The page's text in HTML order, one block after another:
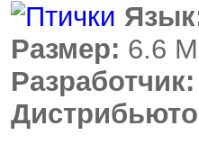
Размер: 6.6
Разработчик: